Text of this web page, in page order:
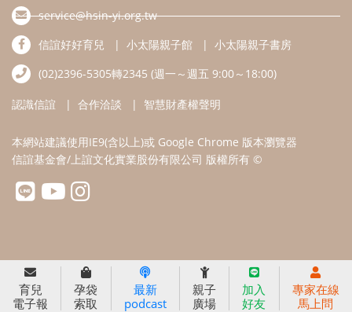
service@hsin-yi.org.tw
信誼好好育兒
小太陽親子館
小太陽親子書房
(02)2396-5305轉2345 (週一～週五 9:00～18:00)
認識信誼 合作洽談 智慧財產權聲明
本網站建議使用IE9(含以上)或 Google Chrome 版本瀏覽器
信誼基金會/上誼文化實業股份有限公司 版權所有 ©
育兒
電子報
孕袋
索取
最新
podcast
親子
廣場
加入
好友
專家在線
馬上問